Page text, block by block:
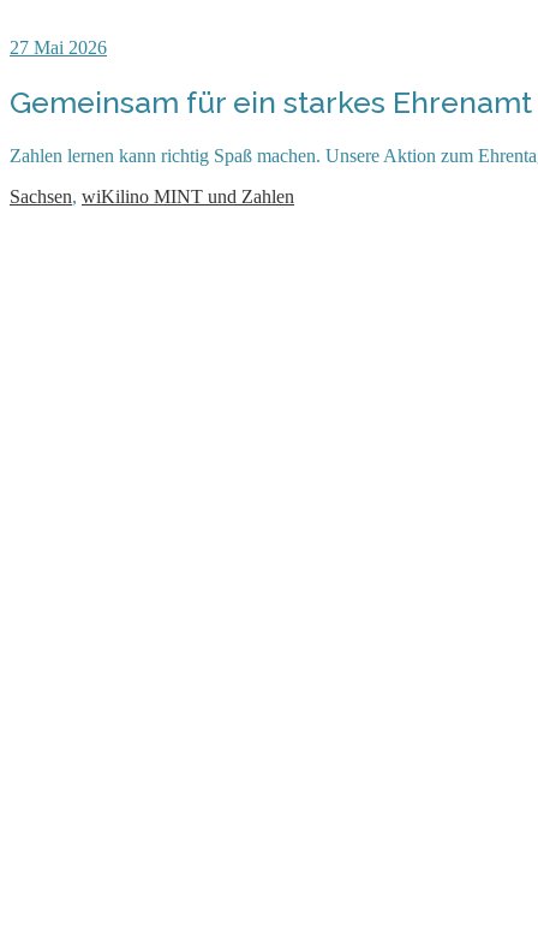
27 Mai 2026
Gemeinsam für ein starkes Ehrenamt
Zahlen lernen kann richtig Spaß machen. Unsere Aktion zum
Sachsen, wiKilino MINT und Zahlen